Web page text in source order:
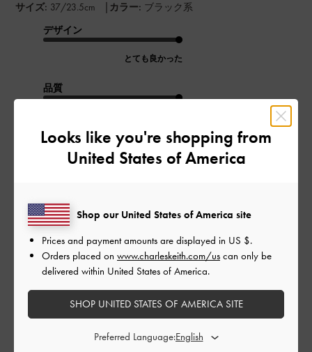
サイズ: 37/23.5cm | カラー: ブラック系
デザイン
とても良かった
品質
もっと見る
ご利用者様
楽ちんです！
Looks like you're shopping from
United States of America
Shop our United States of America site
Prices and payment amounts are displayed in US $.
Orders placed on www.charleskeith.com/us can only be
delivered within United States of America.
SHOP UNITED STATES OF AMERICA SITE
Preferred Language: